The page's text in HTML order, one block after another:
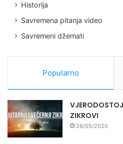
Historija
Savremena pitanja video
Savremeni džemati
Popularno
ZIKROVI
26/05/2020